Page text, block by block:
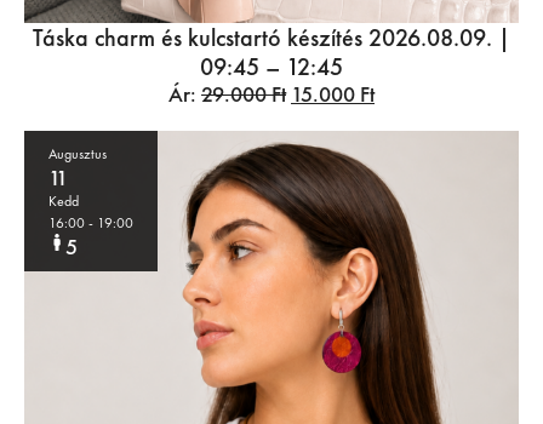
Táska charm és kulcstartó készítés 2026.08.09. |
09:45 – 12:45
Ár: 29.000Ft 15.000 Ft
Augusztus
11
Kedd
16:00- 19:00
5